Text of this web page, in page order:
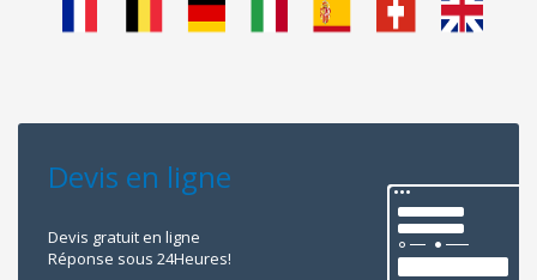
Devis en ligne
Devis gratuit en ligne
Réponse sous 24Heures!